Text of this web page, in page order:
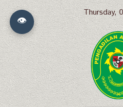
Thursday,
👁